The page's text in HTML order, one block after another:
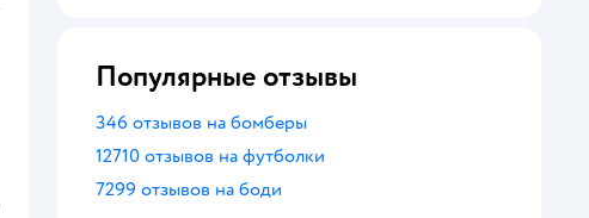
Популярные отзывы
346 отзывов на бомберы
12710 отзывов на футболки
7299 отзывов на боди